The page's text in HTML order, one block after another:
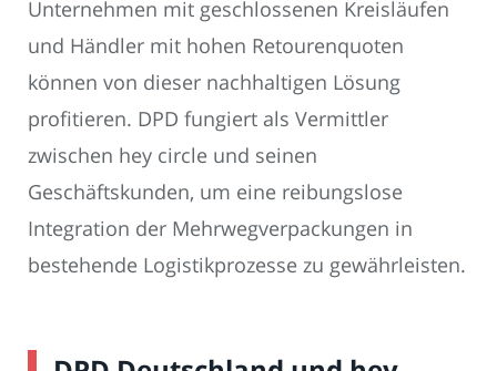
Unternehmen mit geschlossenen Kreisläufen
und Händler mit hohen Retourenquoten
können von dieser nachhaltigen Lösung
profitieren. DPD fungiert als Vermittler
zwischen hey circle und seinen
Geschäftskunden, um eine reibungslose
Integration der Mehrwegverpackungen in
bestehende Logistikprozesse zu gewährleisten.